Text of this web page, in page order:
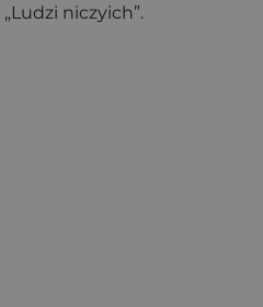
niczyich”.